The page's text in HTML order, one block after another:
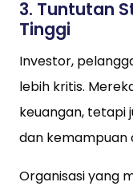
3. Tuntutan
Tinggi
Investor,
lebih kritis.
keuangan, tetapi
dan kemampuan
Organisasi yang